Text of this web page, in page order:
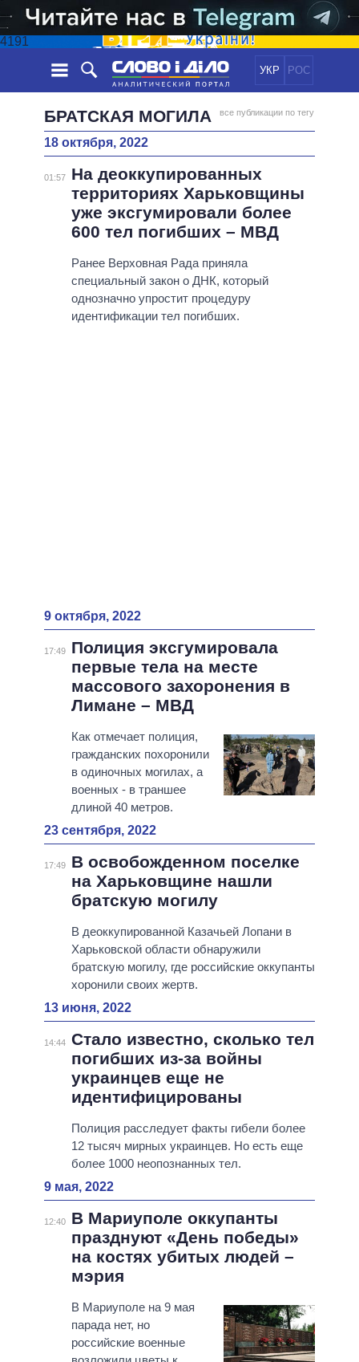
4191
УКР РОС
НОВОСТИ
ЛЕНТА
СОБЫТИЯ
СТАТЬИ
МНЕНИЯ
ДАЙДЖЕСТЫ
ЭКОНОМИКА
ОБЩЕСТВО
МИР
ОБЕЩАНИЯ
ПОЛИТИКИ
ВСЕ ПОЛИТИКИ
ВЕРХОВНАЯ РАДА
КАБИНЕТ МИНИСТРОВ
ГЛАВЫ ОБЛАДМИНИСТРАЦИЙ
ИНФОГРАФИКА
ВИДЕО
ПОДДЕРЖАТЬ
СРАВНЕНИЕ ПОЛИТИКОВ
БРАТСКАЯ МОГИЛА все публикации по тегу
18 октября, 2022
01:57
На деоккупированных
территориях Харьковщины
уже эксгумировали более
600 тел погибших – МВД
Ранее Верховная Рада приняла
специальный закон о ДНК, который
однозначно упростит процедуру
идентификации тел погибших.
9 октября, 2022
17:49
Полиция эксгумировала
первые тела на месте
массового захоронения в
Лимане – МВД
Как отмечает полиция,
гражданских похоронили
в одиночных могилах, а
военных - в траншее
длиной 40 метров.
23 сентября, 2022
17:49
В освобожденном поселке
на Харьковщине нашли
братскую могилу
В деоккупированной Казачьей Лопани в
Харьковской области обнаружили
братскую могилу, где российские оккупанты
хоронили своих жертв.
13 июня, 2022
14:44 Стало известно, сколько тел
погибших из-за войны
украинцев еще не
идентифицированы
Полиция расследует факты гибели более
12 тысяч мирных украинцев. Но есть еще
более 1000 неопознанных тел.
9 мая, 2022
12:40
В Мариуполе оккупанты
празднуют «День победы»
на костях убитых людей –
мэрия
В Мариуполе на 9 мая
парада нет, но
российские военные